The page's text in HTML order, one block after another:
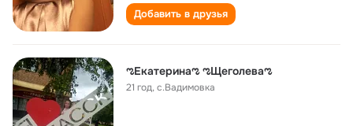
Добавить в друзья
ಌЕкатеринаಌ ಌЩеголеваಌ
21 год,с.Вадимовка